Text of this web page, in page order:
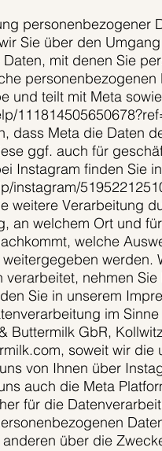
personenbezogener
Sie über den
mit denen Sie
und teilt mit Meta
dass Meta die Daten
ggf. auch für
Instagram finden Sie
instagram/
weitere Verarbeitung
an welchem Ort und
welche
nehmen
Sie in unserem
im
Buttermilk GbR,
soweit wir
von Ihnen über
auch die Meta
für die
über die